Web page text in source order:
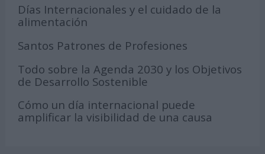
Días Internacionales y el cuidado de la
alimentación
Santos Patrones de Profesiones
Todo sobre la Agenda 2030 y los Objetivos
de Desarrollo Sostenible
Cómo un día internacional puede
amplificar la visibilidad de una causa